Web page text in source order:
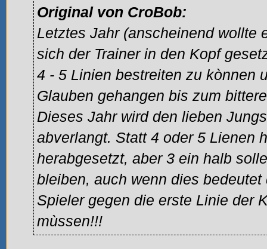
Original von CroBob:
Letztes Jahr (anscheinend wollte
sich der Trainer in den Kopf
4 - 5 Linien bestreiten zu kònnen
Glauben gehangen bis zum
Dieses Jahr wird den lieben
abverlangt. Statt 4 oder 5 Lienen
herabgesetzt, aber 3 ein halb
bleiben, auch wenn dies
Spieler gegen die erste Linie der
mùssen!!!